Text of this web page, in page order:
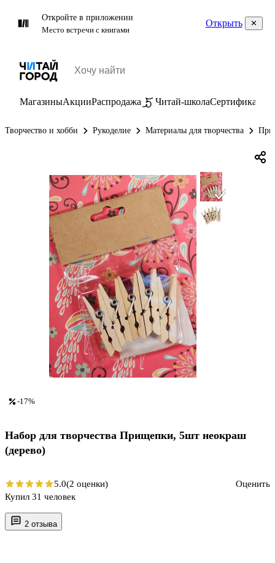
Откройте в приложении
Место встречи с книгами
Открыть
МагазиныАкцииРаспродажа Читай-школаСертификаты
Творчество и хобби Рукоделие Материалы для творчества
2 отзыва
-17%
Набор для творчества Прищепки, 5шт неокраш
(дерево)
5.0(2 оценки)
Оценить
Купил 31 человек